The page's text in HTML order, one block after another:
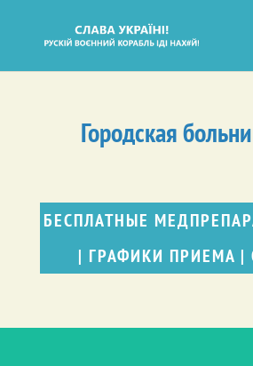
Городская
БЕСПЛАТНЫЕ
| ГРАФИКИ ПРИЕМА |